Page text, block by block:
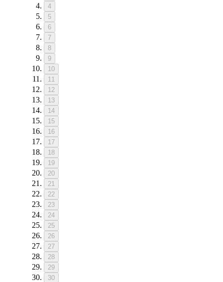
4
5
6
7
8
9
10
11
12
13
14
15
16
17
18
19
20
21
22
23
24
25
26
27
28
29
30